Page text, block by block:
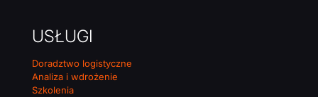
USŁUGI
Doradztwo logistyczne
Analiza i wdrożenie
Szkolenia